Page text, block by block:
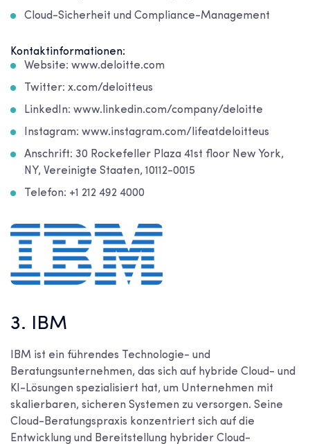
Cloud-Sicherheit und Compliance-Management
Kontaktinformationen:
Website: www.deloitte.com
Twitter: x.com/deloitteus
LinkedIn: www.linkedin.com/company/deloitte
Instagram: www.instagram.com/lifeatdeloitteus
Anschrift: 30 Rockefeller Plaza 41st floor New York,
NY, Vereinigte Staaten, 10112-0015
Telefon: +1 212 492 4000
3. IBM
IBM ist ein führendes Technologie- und
Beratungsunternehmen, das sich auf hybride Cloud- und
KI-Lösungen spezialisiert hat, um Unternehmen mit
skalierbaren, sicheren Systemen zu versorgen. Seine
Cloud-Beratungspraxis konzentriert sich auf die
Entwicklung und Bereitstellung hybrider Cloud-